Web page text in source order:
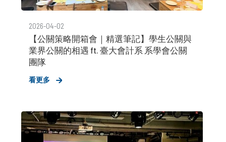
2026-04-02
【公關策略開箱會｜精選筆記】學生公關與
業界公關的相遇 ft. 臺大會計系 系學會公關
團隊
看更多